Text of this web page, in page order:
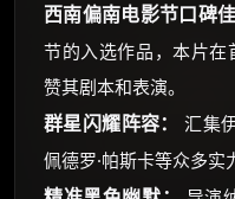
西南偏南电影节口碑佳
节的入选作品，本片
赞其剧本和表演。
群星闪耀阵容：
汇集
佩德罗·帕斯卡等众多实